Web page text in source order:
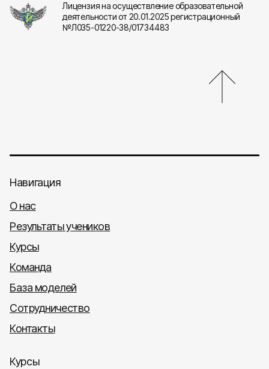
Лицензия на осуществление образовательной
деятельности от 20.01.2025 регистрационный
№Л035-01220-38/01734483
Навигация
О нас
Результаты учеников
Курсы
Команда
База моделей
Сотрудничество
Контакты
Курсы